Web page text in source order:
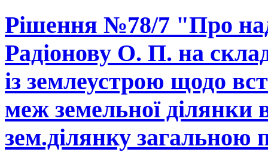
Рішення №78/7 "Про
Радіонову О. П. на
із землеустрою щодо
меж земельної ділянки
зем.ділянку